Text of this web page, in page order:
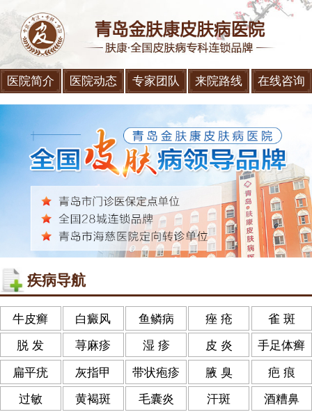
医院简介 医院动态 专家团队 来院路线 在线咨询
疾病导航
牛皮癣 白癜风 鱼鳞病 痤 疮 雀 斑
脱 发 荨麻疹 湿 疹 皮 炎 手足体癣
扁平疣 灰指甲 带状疱疹 腋 臭 疤 痕
过敏 黄褐斑 毛囊炎 汗斑 酒糟鼻